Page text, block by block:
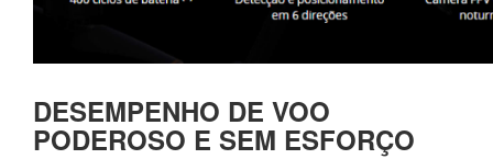
DESEMPENHO DE VOO
PODEROSO E SEM ESFORÇO